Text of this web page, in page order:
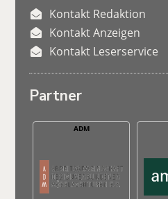
Kontakt Redaktion
Kontakt Anzeigen
Kontakt Leserservice
Partner
ADM